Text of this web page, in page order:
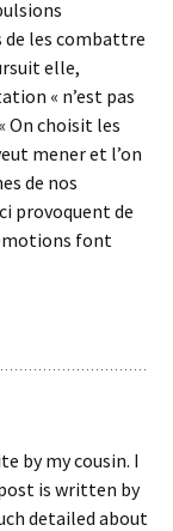
de les combattre
elle,
« n’est pas
On choisit les
mener et l’on
de nos
provoquent de
font
by my cousin. I
is written by
detailed about